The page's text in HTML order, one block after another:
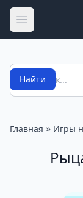
Открыть
Поиск
Найти
Главная » Игры